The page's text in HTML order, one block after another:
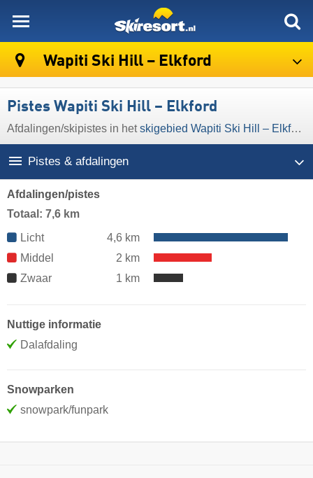
Wapiti Ski Hill – Elkford
Pistes Wapiti Ski Hill – Elkford
Afdalingen/​skipistes in hetskigebied Wapiti Ski Hill – Elkford
Pistes & afdalingen
Afdalingen/pistes
Totaal: 7,6 km
Licht
4,6 km
Middel
2 km
Zwaar
1 km
Nuttige informatie
Dalafdaling
Snowparken
snowpark/funpark